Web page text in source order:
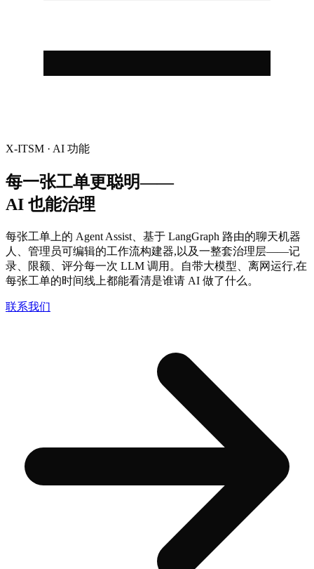
X-ITSM · AI 功能
每一张工单更聪明——
AI 也能治理
每张工单上的 Agent Assist、基于 LangGraph 路由的聊天机器
人、管理员可编辑的工作流构建器,以及一整套治理层——记
录、限额、评分每一次 LLM 调用。自带大模型、离网运行,在
每张工单的时间线上都能看清是谁请 AI 做了什么。
联系我们